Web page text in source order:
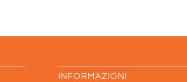
INFORMAZIONI